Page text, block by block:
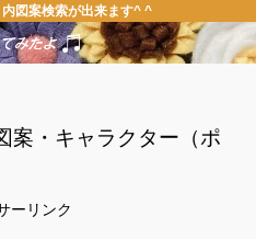
図案検索が出来ます^ ^
・キャラクター（ポ
ーリンク